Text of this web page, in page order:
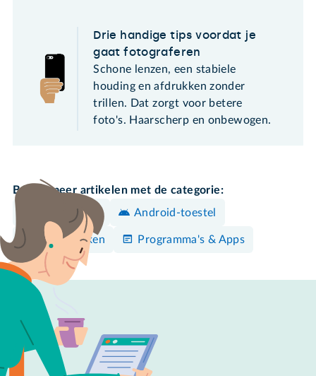
Drie handige tips voordat je
gaat fotograferen
Schone lenzen, een stabiele
houding en afdrukken zonder
trillen. Dat zorgt voor betere
foto's. Haarscherp en onbewogen.
Bekijk meer artikelen met de categorie:
iPhone/iPad
Android-toestel
Foto's maken Programma's & Apps